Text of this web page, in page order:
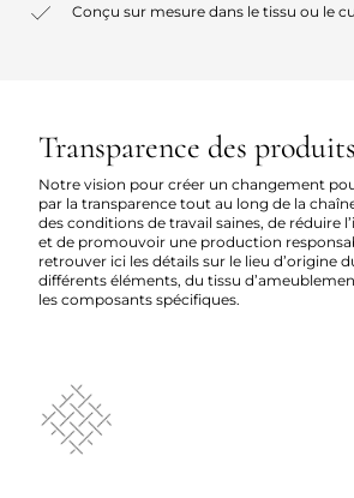
Conçu sur mesure dans le tissu ou le
Transparence des produits
Notre vision pour créer un changement
par la transparence tout au long de la
des conditions de travail saines, de réduire
et de promouvoir une production
retrouver ici les détails sur le lieu d’origine
différents éléments, du tissu
les composants spécifiques.